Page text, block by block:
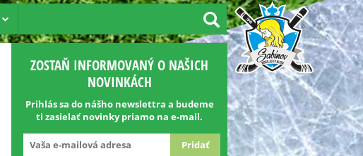
ZOSTAŇ INFORMOVANÝ O NAŠICH
NOVINKÁCH
Prihlás sa do nášho newslettra a budeme
ti zasielať novinky priamo na e-mail.